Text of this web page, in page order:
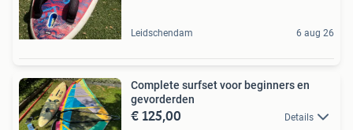
Leidschendam 6 aug 26
Complete surfset voor beginners en
gevorderden
€ 125,00 Details